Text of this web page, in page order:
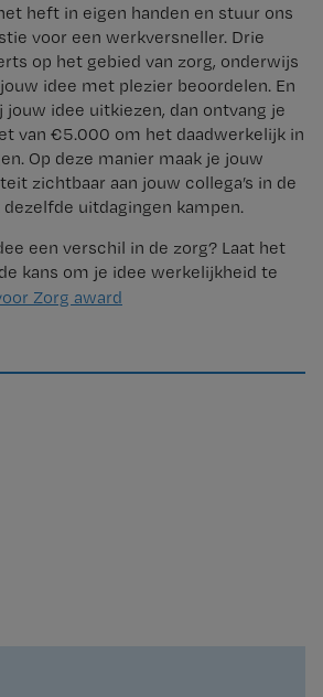
heft in eigen handen en stuur ons
voor een werkversneller. Drie
op het gebied van zorg, onderwijs
idee met plezier beoordelen. En
idee uitkiezen, dan ontvang je
van €5.000 om het daadwerkelijk in
Op deze manier maak je jouw
zichtbaar aan jouw collega’s in de
uitdagingen kampen.
een verschil in de zorg? Laat het
kans om je idee werkelijkheid te
Zorg award